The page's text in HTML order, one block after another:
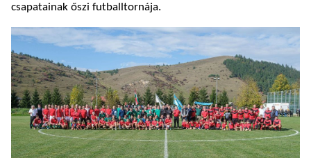
csapatainak őszi futballtornája.